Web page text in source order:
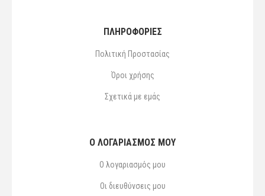
ΠΛΗΡΟΦΟΡΙΕΣ
Πολιτική Προστασίας
Όροι χρήσης
Σχετικά με εμάς
Ο ΛΟΓΑΡΙΑΣΜΌΣ ΜΟΥ
Ο λογαριασμός μου
Οι διευθύνσεις μου